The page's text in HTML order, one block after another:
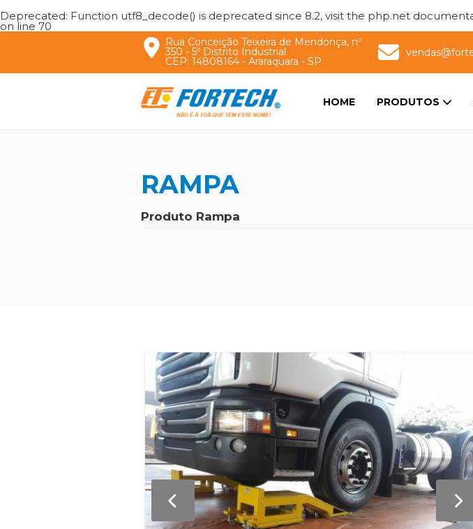
Deprecated: Function utf8_decode() is deprecated since 8.2, visit the php.net
on line 70
Rua Conceição Teixeira de Mendonça, nº
350 - 5º Distrito Industrial
CEP: 14808164 - Araraquara - SP
HOME PRODUTOS
RAMPA
Produto Rampa